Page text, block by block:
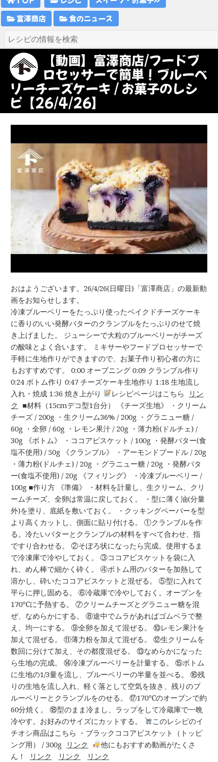
富澤商店
食のニュース
【動画】富澤商店/フードプ
ロセッサーで簡単！ブルーベ
リーチーズケーキ / お菓子のレシ
ピ【26/4/26】
おはようございます。26/4/26(日曜日)「富澤商店」の最新動
画をお知らせします。
冷凍ブルーベリーをたっぷり使ったベイクドチーズケーキ
に香りのいい発酵バターのクランブルをたっぷりのせて焼
き上げました。 ジューシーで大粒のブルーベリーがチーズ
の酸味とよく合います。 ミキサーやフードプロセッサーで
手軽に生地作りができますので、お菓子作り初心者の方に
もおすすめです。 0:00 オープニング 0:09 クランブル作り
0:24 ボトム作り 0:47 チーズケーキ生地作り 1:18 生地流し
入れ・焼成 1:36 焼き上がり
レシピページはこちら
リン
ク ■材料（15cmデコ型1台分） 《チーズ生地》 ・クリーム
チーズ / 200g ・生クリーム36% / 200g ・グラニュー糖 /
60g ・全卵 / 60g ・レモン果汁 / 20g ・薄力粉(ドルチェ) /
30g 《ボトム》 ・ココアビスケット / 100g ・発酵バター(食
塩不使用) / 50g 《クランブル》 ・アーモンドプードル / 20g
・薄力粉(ドルチェ) / 20g ・グラニュー糖 / 20g ・発酵バタ
ー(食塩不使用) / 20g 《フィリング》 ・冷凍ブルーベリー /
100g ■作り方 《準備》 ・材料を計量し、生クリーム、クリ
ームチーズ、全卵は常温に戻しておく。 ・型に薄く油(分量
外)を塗り、底紙を敷いておく。 ・クッキングペーパーを型
より高くカットし、側面に貼り付ける。 ①クランブルを作
る。冷たいバターとクランブルの材料をすべて合わせ、指
ですり合わせる。 ②そぼろ状になったら完成。使用するま
で冷凍庫で冷やしておく。 ③ココアビスケットを袋に入
れ、めん棒で細かく砕く。 ④ボトム用のバターを加熱して
溶かし、砕いたココアビスケットと混ぜる。 ⑤型に入れて
平らに押し固める。 ⑥冷蔵庫で冷やしておく。オーブンを
170℃に予熱する。 ⑦クリームチーズとグラニュー糖を混
ぜ、なめらかにする。 ⑧途中でムラがあればゴムベラで整
え、均一にする。 ⑨全卵を加えて混ぜる。 ⑩レモン果汁を
加えて混ぜる。 ⑪薄力粉を加えて混ぜる。 ⑫生クリームを
数回に分けて加え、その都度混ぜる。 ⑬なめらかになった
ら生地の完成。 ⑭冷凍ブルーベリーを計量する。 ⑮ボトム
に生地の1/3量を流し、ブルーベリーの半量を並べる。 ⑯残
りの生地を流し入れ、軽く落として空気を抜き、残りのブ
ルーベリーとクランブルをのせる。 ⑰170℃のオーブンで約
60分焼く。 ⑱型のまま冷まし、ラップをして冷蔵庫で一晩
冷やす。お好みのサイズにカットする。
このレシピのイ
チオシ商品はこちら ・ブラックココアビスケット（トッピ
ング用） / 300g
リンク
他にもおすすめ動画がたくさ
ん！
リンク リンク
リンク